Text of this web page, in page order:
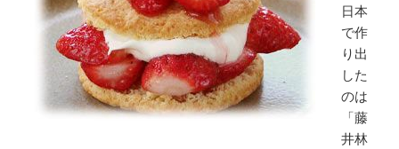
日本
で作
り出
した
のは
「藤
井林